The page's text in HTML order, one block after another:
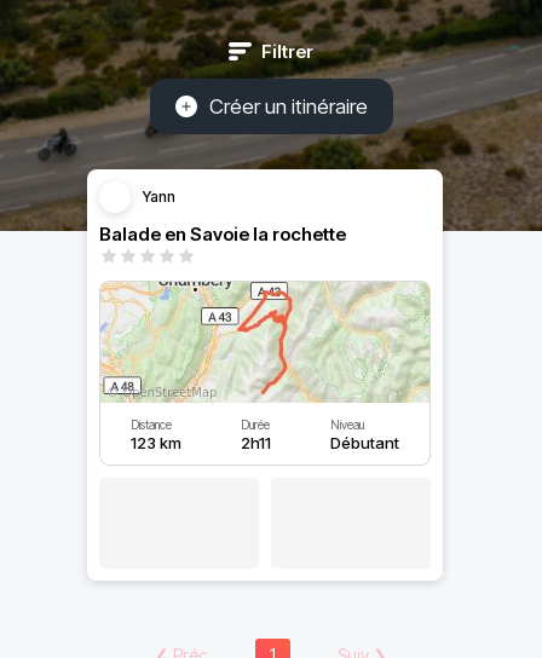
Filtrer
Créer un itinéraire
Yann
Balade en Savoie la rochette
Distance
123 km
Durée
2h11
Niveau
Débutant